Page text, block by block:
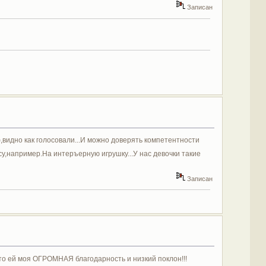
Записан
как голосовали...И можно доверять компетентности
интеръерную игрушку...У нас девочки такие
Записан
ей моя ОГРОМНАЯ благодарность и низкий поклон!!!